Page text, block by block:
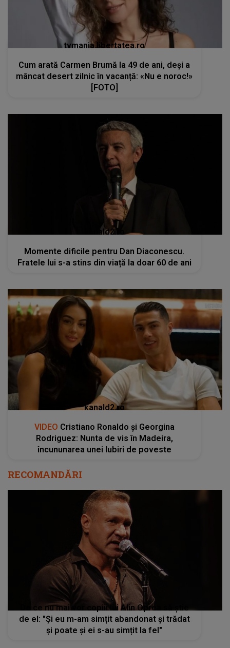
tvmania.libertatea.ro
Cum arată Carmen Brumă la 49 de ani, deși a
mâncat desert zilnic în vacanță: «Nu e noroc!»
[FOTO]
kanald2.ro
Momente dificile pentru Dan Diaconescu.
Fratele lui s-a stins din viață la doar 60 de ani
kanald2.ro
VIDEO Cristiano Ronaldo și Georgina
Rodriguez: Nunta de vis în Madeira,
încununarea unei Iubiri de poveste
RECOMANDĂRI
De ce nu mai vor copiii lui Alin Oprea să știe
de el: "Și eu m-am simțit abandonat și trădat
și poate și ei s-au simțit la fel"